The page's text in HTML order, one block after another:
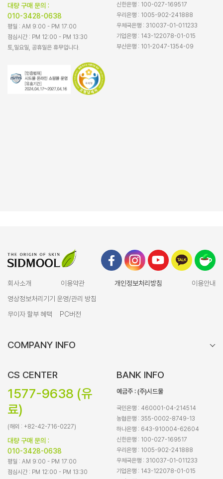
대량 구매 문의 :
010-3428-0638
평일 : AM 9:00 - PM 17:00
점심시간 : PM 12:00 - PM 13:30
토,일요일, 공휴일은 휴무입니다.
신한은행 : 100-027-169517
우리은행 : 1005-902-241888
우체국은행 : 310037-01-011233
기업은행 : 143-122078-01-015
부산은행 : 101-2047-1354-09
회사소개 이용약관 개인정보처리방침
이용안내
영상정보처리기기 운영/관리 방침
무이자 할부 혜택
PC버전
COMPANY INFO
CS CENTER
1577-9638 (유
료)
(해외 : +82-42-716-0227)
대량 구매 문의 :
010-3428-0638
평일 : AM 9:00 - PM 17:00
점심시간 : PM 12:00 - PM 13:30
BANK INFO
예금주 : (주)시드물
국민은행 : 460001-04-214514
농협은행 : 355-0002-8749-13
하나은행 : 643-910004-62604
신한은행 : 100-027-169517
우리은행 : 1005-902-241888
우체국은행 : 310037-01-011233
기업은행 : 143-122078-01-015